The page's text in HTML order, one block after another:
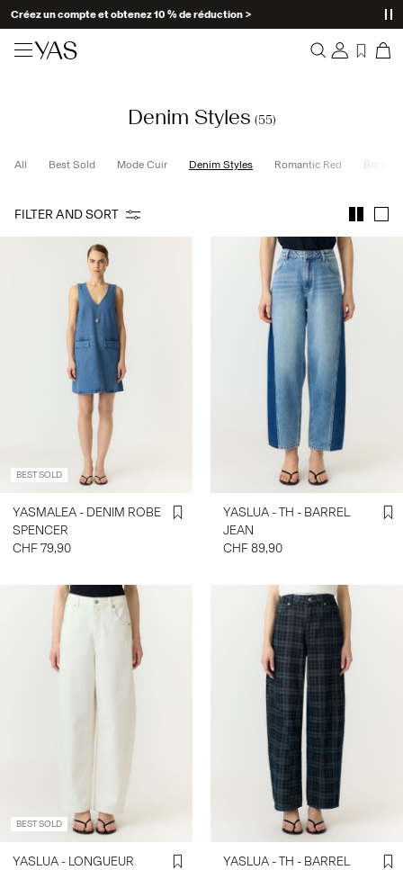
Créez un compte et obtenez 10 % de réduction >
Overview
Profile
Shop the look
Trending
Ensembles Assortis
Occasionwear
Bonnes offres
High Summer
IN
QUESTIONS?
ABOUT
SUISSE
FRANÇAIS
Denim Styles (55)
All Best Sold Mode Cuir Denim Styles Romantic Red Brown
FILTER AND SORT
BEST SOLD
YASMALEA - DENIM ROBE
SPENCER
CHF 79,90
YASLUA - TH - BARREL
JEAN
CHF 89,90
BEST SOLD
YASLUA - LONGUEUR
YASLUA - TH - BARREL